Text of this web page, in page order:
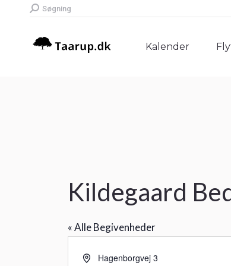
Search:
Søgning
Kalender
Kildegaard
« Alle Begivenheder
AdresseHagenborgvej 3
Kalender